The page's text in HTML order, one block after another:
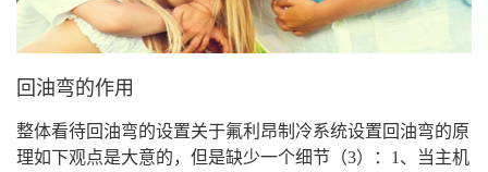
回油弯的作用
整体看待回油弯的设置关于氟利昂制冷系统设置回油弯的原
理如下观点是大意的，但是缺少一个细节（3）：1、当主机